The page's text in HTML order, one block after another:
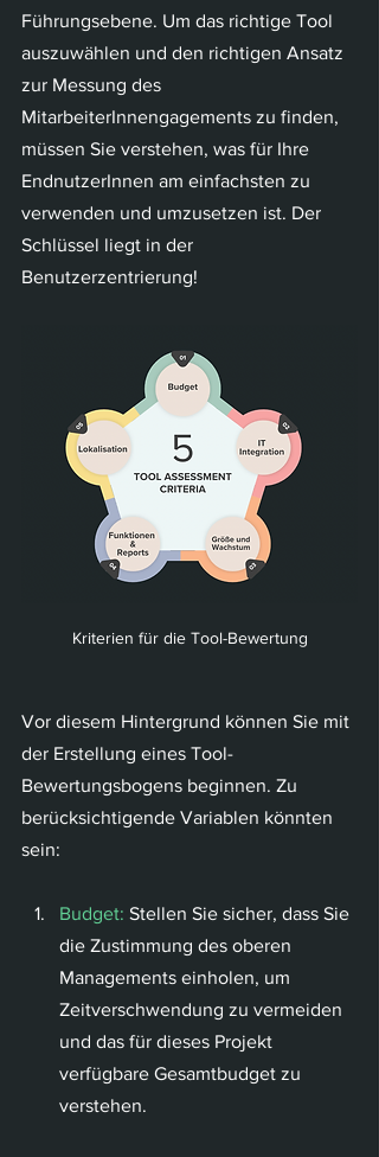
Führungsebene. Um das richtige Tool
auszuwählen und den richtigen Ansatz
zur Messung des
MitarbeiterInnengagements zu finden,
müssen Sie verstehen, was für Ihre
EndnutzerInnen am einfachsten zu
verwenden und umzusetzen ist. Der
Schlüssel liegt in der
Benutzerzentrierung!
Kriterien für die Tool-Bewertung
Vor diesem Hintergrund können Sie mit
der Erstellung eines Tool-
Bewertungsbogens beginnen. Zu
berücksichtigende Variablen könnten
sein:
Budget: Stellen Sie sicher, dass Sie
die Zustimmung des oberen
Managements einholen, um
Zeitverschwendung zu vermeiden
und das für dieses Projekt
verfügbare Gesamtbudget zu
verstehen.